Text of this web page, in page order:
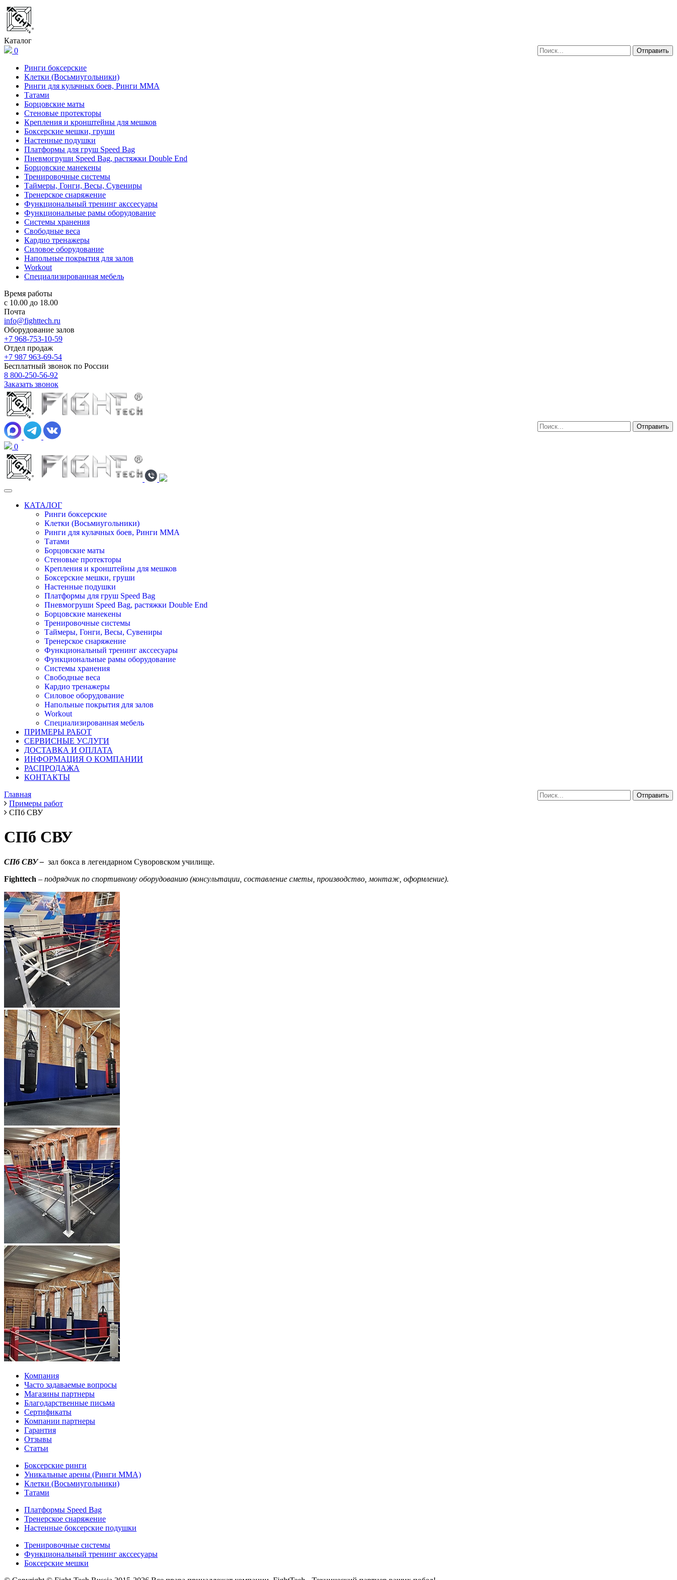
Каталог
0
Ринги боксерские
Клетки (Восьмиугольники)
Ринги для кулачных боев, Ринги ММА
Татами
Борцовские маты
Стеновые протекторы
Крепления и кронштейны для мешков
Боксерские мешки, груши
Настенные подушки
Платформы для груш Speed Bag
Пневмогруши Speed Bag, растяжки Double End
Борцовские манекены
Тренировочные системы
Таймеры, Гонги, Весы, Сувениры
Тренерское снаряжение
Функциональный тренинг акссесуары
Функциональные рамы оборудование
Системы хранения
Свободные веса
Кардио тренажеры
Силовое оборудование
Напольные покрытия для залов
Workout
Специализированная мебель
Время работы
с 10.00 до 18.00
Почта
info@fighttech.ru
Оборудование залов
+7 968-753-10-59
Отдел продаж
+7 987 963-69-54
Бесплатный звонок по России
8 800-250-56-92
Заказать звонок
0
КАТАЛОГ
Ринги боксерские
Клетки (Восьмиугольники)
Ринги для кулачных боев, Ринги ММА
Татами
Борцовские маты
Стеновые протекторы
Крепления и кронштейны для мешков
Боксерские мешки, груши
Настенные подушки
Платформы для груш Speed Bag
Пневмогруши Speed Bag, растяжки Double End
Борцовские манекены
Тренировочные системы
Таймеры, Гонги, Весы, Сувениры
Тренерское снаряжение
Функциональный тренинг акссесуары
Функциональные рамы оборудование
Системы хранения
Свободные веса
Кардио тренажеры
Силовое оборудование
Напольные покрытия для залов
Workout
Специализированная мебель
ПРИМЕРЫ РАБОТ
СЕРВИСНЫЕ УСЛУГИ
ДОСТАВКА И ОПЛАТА
ИНФОРМАЦИЯ О КОМПАНИИ
РАСПРОДАЖА
КОНТАКТЫ
Главная
Примеры работ
СПб СВУ
СПб СВУ
СПб СВУ – зал бокса в легендарном Суворовском училище.
Fighttech – подрядчик по спортивному оборудованию (консультации, составление сметы, производство, монтаж, оформление).
Компания
Часто задаваемые вопросы
Магазины партнеры
Благодарственные письма
Сертификаты
Компании партнеры
Гарантия
Отзывы
Статьи
Боксерские ринги
Уникальные арены (Ринги ММА)
Клетки (Восьмиугольники)
Татами
Платформы Speed Bag
Тренерское снаряжение
Настенные боксерские подушки
Тренировочные системы
Функциональный тренинг акссесуары
Боксерские мешки